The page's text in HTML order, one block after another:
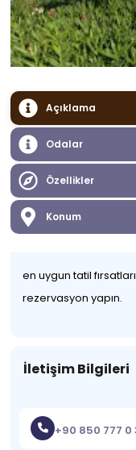
Açıklama
Odalar
Özellikler
Konum
en uygun tatil
rezervasyon yapın.
İletişim Bilgileri
+90 850 777 0